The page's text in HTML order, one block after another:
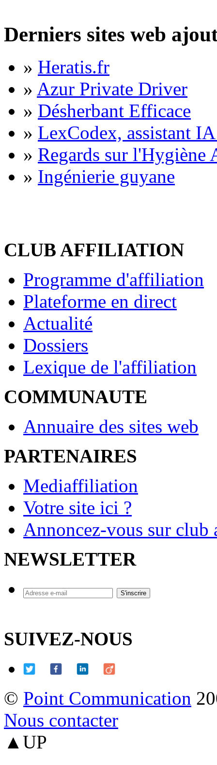
Derniers sites web
» Heratis.fr
» Azur Private Driver
» Désherbant Efficace
» LexCodex, assistant
» Regards sur l'Hygiène
» Ingénierie guyane
CLUB AFFILIATION
Programme d'affiliation
Plateforme en direct
Actualité
Dossiers
Lexique de l'affiliation
COMMUNAUTE
Annuaire des sites web
PARTENAIRES
Mediaffiliation
Votre site ici ?
Annoncez-vous sur
NEWSLETTER
SUIVEZ-NOUS
© Point Communication
Nous contacter
▲UP